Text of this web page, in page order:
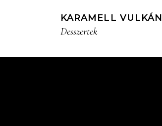
KARAMELL VULKÁN
Desszertek